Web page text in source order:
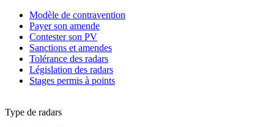
Modèle de contravention
Payer son amende
Contester son PV
Sanctions et amendes
Tolérance des radars
Législation des radars
Stages permis à points
Type de radars